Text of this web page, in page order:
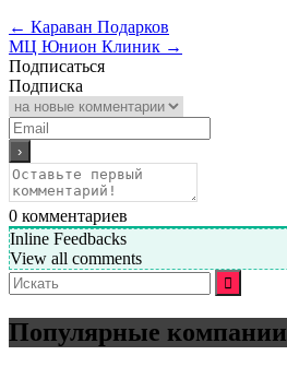
← Караван Подарков
МЦ Юнион Клиник →
Подписаться
Подписка
0 комментариев
Inline Feedbacks
View all comments
Искать:
Популярные компании